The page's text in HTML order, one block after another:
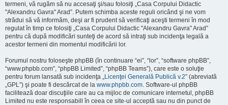
termeni, vă rugăm să nu accesaţi şi/sau folosiţi „Casa Corpului Didactic
"Alexandru Gavra" Arad”. Putem schimba aceste reguli oricând şi ne vom
strădui să vă informăm, deşi ar fi prudent să verificaţi aceşti termeni în mod
regulat în timp ce folosiţi „Casa Corpului Didactic "Alexandru Gavra" Arad”
pentru că după modificări sunteţi de acord să intraţi sub incidenţa legală a
acestor termeni din momentul modificării lor.
Forumul nostru foloseşte phpBB (în continuare “ei”, “lor”, “software phpBB”,
“www.phpbb.com”, “phpBB Limited”, “phpBB Teams”), care este o soluţie
pentru forum lansată sub incidenţa „Licenţei Generală Publică v.2” (abreviată
„GPL”) şi poate fi descărcat de la www.phpbb.com. Software-ul phpBB
facilitează doar discuţiile care au ca mijloc de comunicare internetul, phpBB
Limited nu este responsabill în ceea ce site-ul acceptă sau nu din punct de